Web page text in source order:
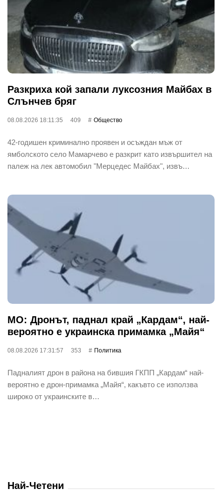
Разкриха кой запали луксозния Майбах в
Слънчев бряг
08.08.2026 18:11:35 409 Общество
42-годишен криминално проявен и осъждан мъж от
ямболското село Мамарчево е разкрит като извършител на
палеж на лек автомобил "Мерцедес Майбах", извъ…
МО: Дронът, паднал край „Кардам“, най-
вероятно е украинска примамка „Майя“
08.08.2026 17:31:57 353 Политика
Падналият дрон в района на бившия ГКПП „Кардам“ най-
вероятно е дрон-примамка „Майя“, какъвто се използва
широко от украинските в…
Най-Четени